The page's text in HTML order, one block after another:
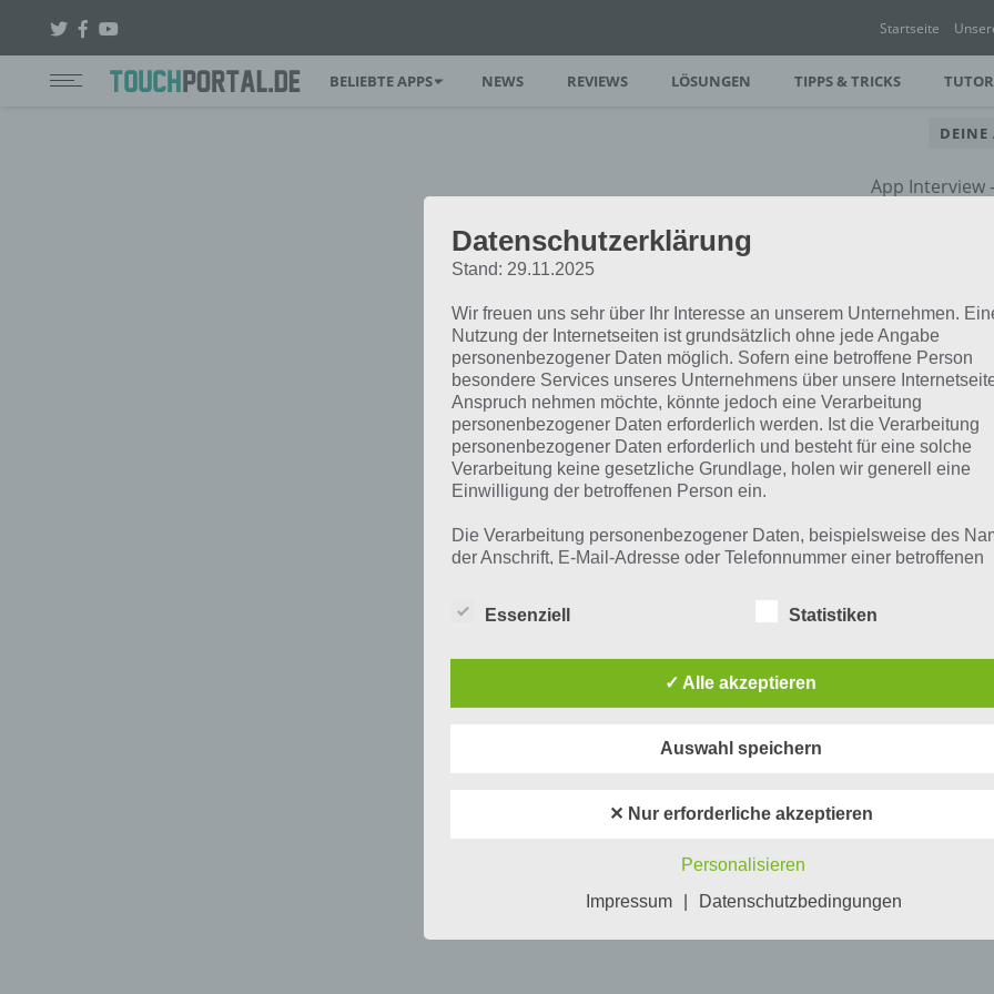
Startseite
BELIEBTE APPS NEWS REVIEWS LÖSUNGEN TIPPS & TRICKS
DEINE
App Interview
Datenschutzerklärung
Stand: 29.11.2025
Wir freuen uns sehr über Ihr Interesse an unserem Unternehmen.
Nutzung der Internetseiten ist grundsätzlich ohne jede Angabe
personenbezogener Daten möglich. Sofern eine betroffene Person
besondere Services unseres Unternehmens über unsere
Anspruch nehmen möchte, könnte jedoch eine Verarbeitung
personenbezogener Daten erforderlich werden. Ist die Verarbeitung
personenbezogener Daten erforderlich und besteht für eine solche
Verarbeitung keine gesetzliche Grundlage, holen wir generell eine
Einwilligung der betroffenen Person ein.
Die Verarbeitung personenbezogener Daten, beispielsweise des
der Anschrift, E-Mail-Adresse oder Telefonnummer einer betroffenen
Datenschutzbestimmungen. Mittels dieser Datenschutzerklärung
informieren. Ferner werden betroffene Personen mittels dieser
Datenschutzerklärung über die ihnen zustehenden Rechte
Wir haben als für die Verarbeitung Verantwortlicher zahlreiche
personenbezogenen Daten sicherzustellen. Dennoch können
aufweisen, sodass ein absoluter Schutz nicht gewährleistet werden
Aus diesem Grund steht es jeder betroffenen Person frei,
personenbezogene Daten auch auf alternativen Wegen,
Essenziell Statistiken
✓ Alle akzeptieren
Auswahl speichern
✕ Nur erforderliche akzeptieren
Personalisieren
Impressum
Datenschutzbedingungen